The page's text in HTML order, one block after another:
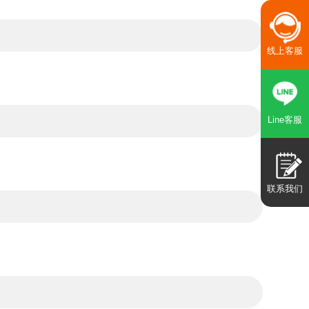
线上客服
Line客服
联系我们